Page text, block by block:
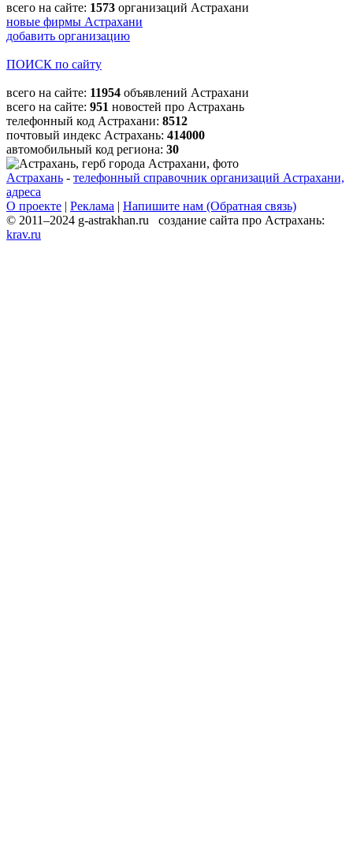
всего на сайте: 1573 организаций Астрахани
новые фирмы Астрахани
добавить организацию
ПОИСК по сайту
всего на сайте: 11954 объявлений Астрахани
всего на сайте: 951 новостей про Астрахань
телефонный код Астрахани: 8512
почтовый индекс Астрахань: 414000
автомобильный код региона: 30
Астрахань - телефонный справочник организаций Астрахани,
адреса
О проекте | Реклама | Напишите нам (Обратная связь)
© 2011–2024 g-astrakhan.ru создание сайта про Астрахань:
krav.ru